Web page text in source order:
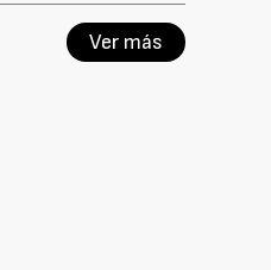
Ver más